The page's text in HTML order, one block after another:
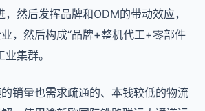
然后发挥品牌和ODM的带动效应，
，然后构成“品牌+整机代工+零部件
集群。
销量也需求疏通的、本钱较低的物流